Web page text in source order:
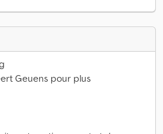
Geuens pour plus